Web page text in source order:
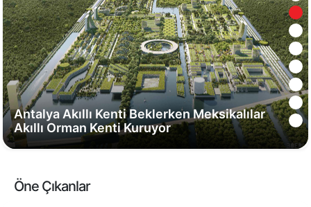
Antalya Akıllı Kenti Beklerken Meksikalılar
Akıllı Orman Kenti Kuruyor
Öne Çıkanlar